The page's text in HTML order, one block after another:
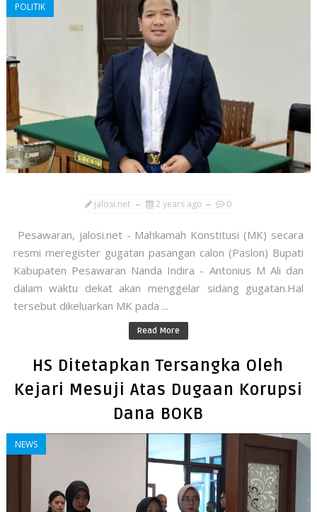
POLITIK
jalosi.net 2 years ago 0
Pesawaran, jalosi.net - Mahkamah Konstitusi (MK) secara
resmi meregister gugatan pasangan calon (Paslon) Bupati
Kabupaten Pesawaran Nanda Indira - Antonius M Ali dan
dalam waktu dekat akan menggelar sidang gugatan.Hal
tersebut dikeluarkan MK pada ...
Read More
HS Ditetapkan Tersangka Oleh
Kejari Mesuji Atas Dugaan Korupsi
Dana BOKB
NEWS